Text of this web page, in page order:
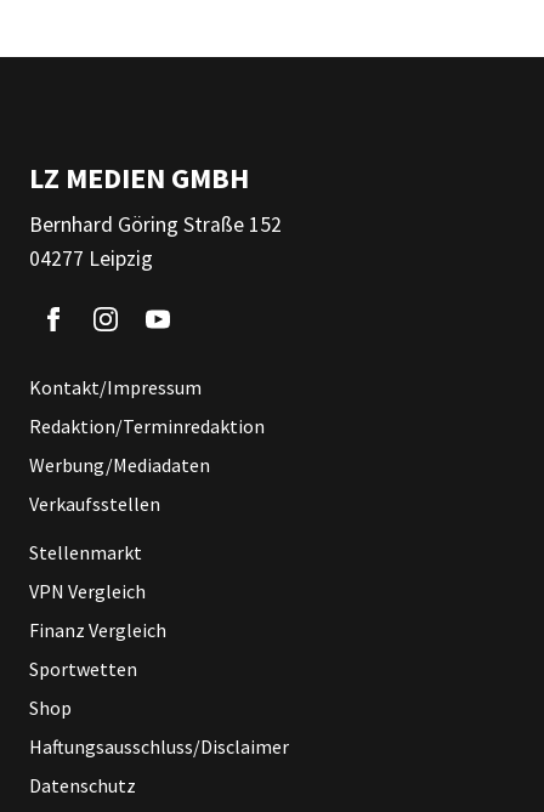
LZ MEDIEN GMBH
Bernhard Göring Straße 152
04277 Leipzig
Kontakt/Impressum
Redaktion/Terminredaktion
Werbung/Mediadaten
Verkaufsstellen
Stellenmarkt
VPN Vergleich
Finanz Vergleich
Sportwetten
Shop
Haftungsausschluss/Disclaimer
Datenschutz